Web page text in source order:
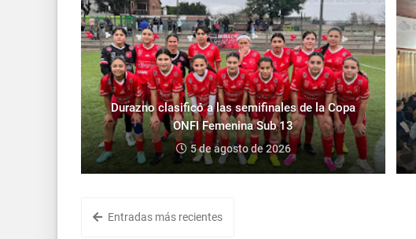
Durazno clasificó a las semifinales de la Copa
ONFI Femenina Sub 13
5 de agosto de 2026
Entradas más recientes